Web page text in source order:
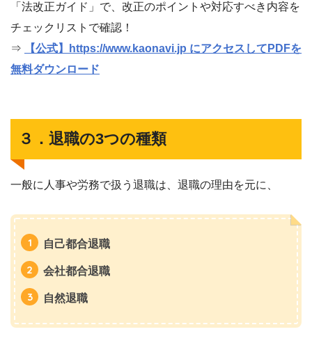
「法改正ガイド」で、改正のポイントや対応すべき内容を
チェックリストで確認！
⇒
【公式】https://www.kaonavi.jp にアクセスしてPDFを
無料ダウンロード
３．退職の3つの種類
一般に人事や労務で扱う退職は、退職の理由を元に、
自己都合退職
会社都合退職
自然退職